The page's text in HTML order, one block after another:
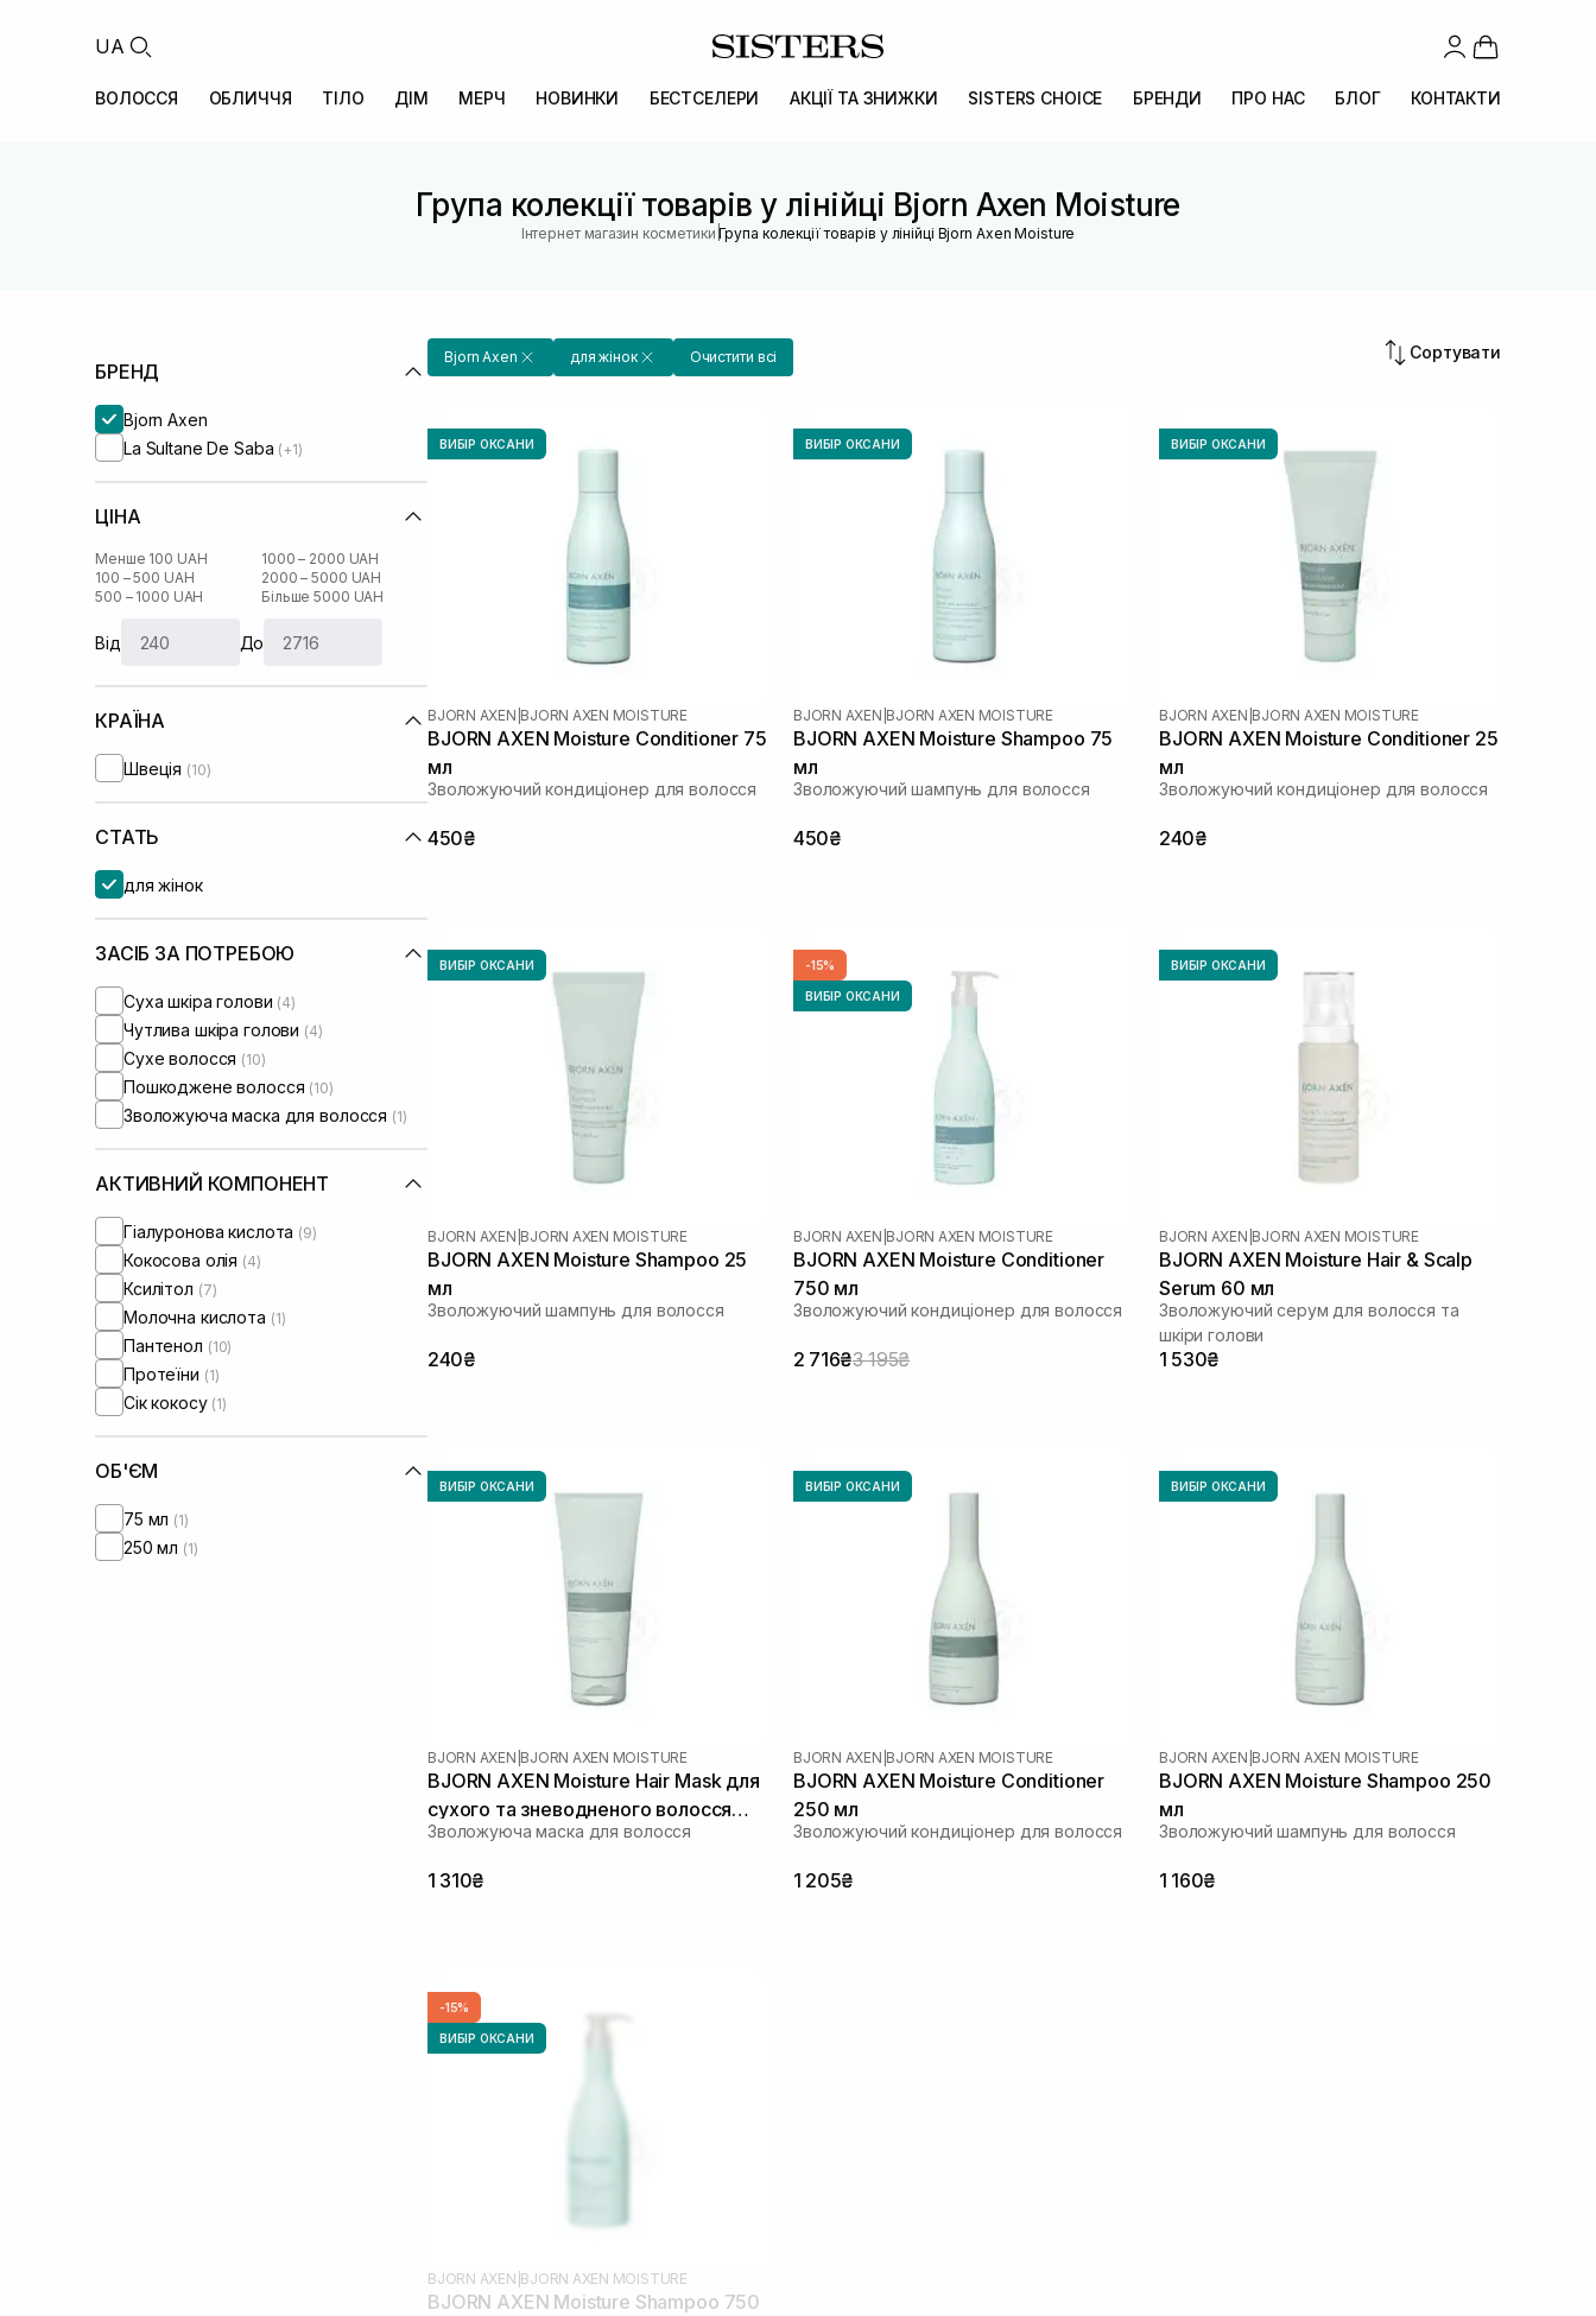
UA
ВОЛОССЯ ОБЛИЧЧЯ ТІЛО ДІМ МЕРЧ НОВИНКИ БЕСТСЕЛЕРИ АКЦІЇ ТА ЗНИЖКИ SISTERS CHOICE БРЕНДИ ПРО НАС БЛОГ КОНТАКТИ
Група колекції товарів у лінійці Bjorn Axen Moisture
Інтернет магазин косметики |Група колекції товарів у лінійці Bjorn Axen Moisture
БРЕНД
Bjorn Axen
La Sultane De Saba (+1)
ЦІНА
Менше 100 UAH
100 – 500 UAH
500 – 1000 UAH
1000 – 2000 UAH
2000 – 5000 UAH
Більше 5000 UAH
Від До
КРАЇНА
Швеція (10)
СТАТЬ
для жінок
ЗАСІБ ЗА ПОТРЕБОЮ
Суха шкіра голови (4)
Чутлива шкіра голови (4)
Сухе волосся (10)
Пошкоджене волосся (10)
Зволожуюча маска для волосся (1)
АКТИВНИЙ КОМПОНЕНТ
Гіалуронова кислота (9)
Кокосова олія (4)
Ксилітол (7)
Молочна кислота (1)
Пантенол (10)
Протеїни (1)
Сік кокосу (1)
ОБ'ЄМ
75 мл (1)
250 мл (1)
Bjorn Axen для жінок Очистити всі Сортувати
ВИБІР ОКСАНИ
BJORN AXEN BJORN AXEN MOISTURE
BJORN AXEN Moisture Conditioner 75
мл
Зволожуючий кондиціонер для волосся
450₴
ВИБІР ОКСАНИ
BJORN AXEN BJORN AXEN MOISTURE
BJORN AXEN Moisture Shampoo 75
мл
Зволожуючий шампунь для волосся
450₴
ВИБІР ОКСАНИ
BJORN AXEN BJORN AXEN MOISTURE
BJORN AXEN Moisture Conditioner 25
мл
Зволожуючий кондиціонер для волосся
240₴
ВИБІР ОКСАНИ
BJORN AXEN BJORN AXEN MOISTURE
BJORN AXEN Moisture Shampoo 25
мл
Зволожуючий шампунь для волосся
240₴
-15%
ВИБІР ОКСАНИ
BJORN AXEN BJORN AXEN MOISTURE
BJORN AXEN Moisture Conditioner
750 мл
Зволожуючий кондиціонер для волосся
2 716₴3 195₴
ВИБІР ОКСАНИ
BJORN AXEN BJORN AXEN MOISTURE
BJORN AXEN Moisture Hair & Scalp
Serum 60 мл
Зволожуючий серум для волосся та
шкіри голови
1 530₴
ВИБІР ОКСАНИ
BJORN AXEN BJORN AXEN MOISTURE
BJORN AXEN Moisture Hair Mask для
сухого та зневодненого волосся
200 мл
Зволожуюча маска для волосся
1 310₴
ВИБІР ОКСАНИ
BJORN AXEN BJORN AXEN MOISTURE
BJORN AXEN Moisture Conditioner
250 мл
Зволожуючий кондиціонер для волосся
1 205₴
ВИБІР ОКСАНИ
BJORN AXEN BJORN AXEN MOISTURE
BJORN AXEN Moisture Shampoo 250
мл
Зволожуючий шампунь для волосся
1 160₴
-15%
ВИБІР ОКСАНИ
BJORN AXEN BJORN AXEN MOISTURE
BJORN AXEN Moisture Shampoo 750